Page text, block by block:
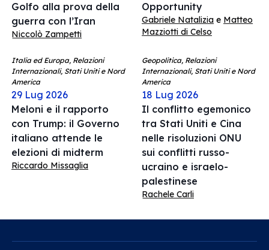
Golfo alla prova della
guerra con l’Iran
Niccolò Zampetti
Opportunity
Gabriele Natalizia e Matteo
Mazziotti di Celso
Italia ed Europa, Relazioni
Internazionali, Stati Uniti e Nord
America
29 Lug 2026
Meloni e il rapporto
con Trump: il Governo
italiano attende le
elezioni di midterm
Riccardo Missaglia
Geopolitica, Relazioni
Internazionali, Stati Uniti e Nord
America
18 Lug 2026
Il conflitto egemonico
tra Stati Uniti e Cina
nelle risoluzioni ONU
sui conflitti russo-
ucraino e israelo-
palestinese
Rachele Carli